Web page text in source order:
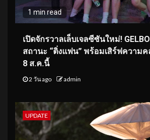
1 min read
เปิดจักรวาลเล็บเจลซีซันใหม่!
สถานะ “ติ่งแฟน” พร้อมเสิร์ฟความ
8 ส.ค.นี้
2 วัน ago admin
UPDATE